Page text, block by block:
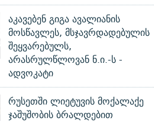
აკავებენ გიგა ავალიანის
მოსწავლეს, მსჯავრდადებულის
შეყვარებულს,
არასრულწლოვან ნ.ი.-ს -
ადვოკატი
რუსეთში ლიეტუვის მოქალაქე
ჯაშუშობის ბრალდებით